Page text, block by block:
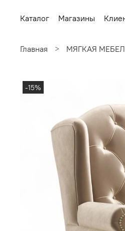
Каталог Магазины
Главная МЯГКАЯ
-15%